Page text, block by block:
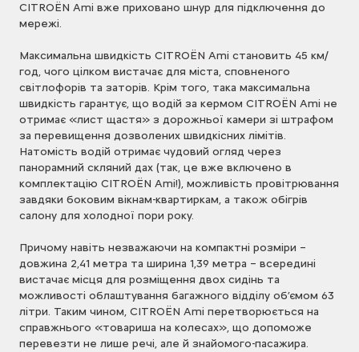
CITROЁN Ami вже приховано шнур для підключення до
мережі.
Максимальна швидкість CITROЁN Ami становить 45 км/
год, чого цілком вистачає для міста, сповненого
світлофорів та заторів. Крім того, така максимальна
швидкість гарантує, що водій за кермом CITROЁN Ami не
отримає «лист щастя» з дорожньої камери зі штрафом
за перевищення дозволених швидкісних лімітів.
Натомість водій отримає чудовий огляд через
панорамний скляний дах (так, це вже включено в
комплектацію CITROЁN Ami!), можливість провітрювання
завдяки боковим вікнам-квартиркам, а також обігрів
салону для холодної пори року.
Причому навіть незважаючи на компактні розміри –
довжина 2,41 метра та ширина 1,39 метра – всередині
вистачає місця для розміщення двох сидінь та
можливості облаштування багажного відділу об’ємом 63
літри. Таким чином, CITROЁN Ami перетворюється на
справжнього «товариша на колесах», що допоможе
перевезти не лише речі, але й знайомого-пасажира.